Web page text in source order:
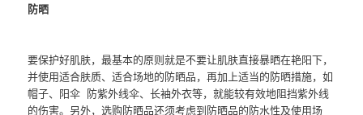
防晒
要保护好肌肤，最基本的原则就是不要让肌肤直接暴晒在艳阳下，
并使用适合肤质、适合场地的防晒品，再加上适当的防晒措施，如
帽子、阳伞 防紫外线伞、长袖外衣等，就能较有效地阻挡紫外线
的伤害。另外，选购防晒品还须考虑到防晒品的防水性及使用场